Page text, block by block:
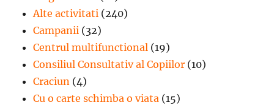
Alte activitati (240)
Campanii (32)
Centrul multifunctional (19)
Consiliul Consultativ al Copiilor (10)
Craciun (4)
Cu o carte schimba o viata (15)